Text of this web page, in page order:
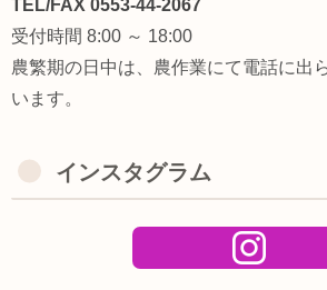
TEL/FAX 0553-44-2067
受付時間 8:00 ～ 18:00
農繁期の日中は、農作業にて電話に出
います。
インスタグラム